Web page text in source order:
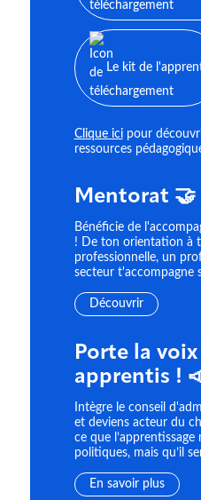
Le kit de
Clique icipour
ressources
Mentorat 🤝
Bénéficie de
! De ton orientation à
professionnelle, un
secteur t'accompagne
Découvrir
Porte la voix
apprentis !
Intègre le conseil
et deviens acteur du
ce que l’apprentissage
politiques, mais qu’il
En savoir plus